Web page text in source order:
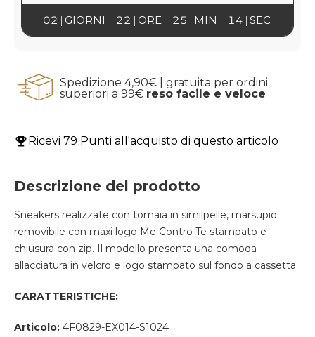
02 22 25 13
GIORNI ORE MIN SEC
Spedizione 4,90€ | gratuita per ordini
superiori a 99€ reso facile e veloce
Ricevi 79 Punti all'acquisto di questo articolo
Descrizione del prodotto
Sneakers realizzate con tomaia in similpelle, marsupio
removibile con maxi logo Me Contro Te stampato e
chiusura con zip. Il modello presenta una comoda
allacciatura in velcro e logo stampato sul fondo a cassetta.
CARATTERISTICHE:
Articolo: 4F0829-EX014-S1024